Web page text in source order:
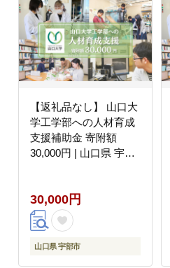
【返礼品なし】 山口大
学工学部への人材育成
支援補助金 寄附額
30,000円 | 山口県 宇部
30,000円
山口県 宇部市